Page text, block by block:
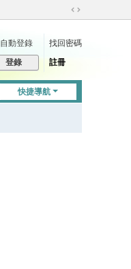
切
到
自動登錄
找回密碼
登錄 註冊
快捷導航